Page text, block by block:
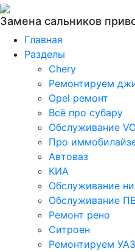
Замена сальников
Главная
Разделы
Chery
Ремонтируем
Opel ремонт
Всё про субару
Обслуживание
Про
Автоваз
КИА
Обслуживание
Обслуживание
Ремонт рено
Ситроен
Ремонтируем УАЗ